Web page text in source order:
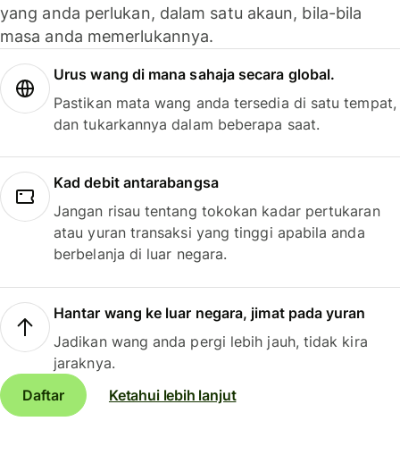
yang anda perlukan, dalam satu akaun, bila-bila
masa anda memerlukannya.
Urus wang di mana sahaja secara global.
Pastikan mata wang anda tersedia di satu tempat,
dan tukarkannya dalam beberapa saat.
Kad debit antarabangsa
Jangan risau tentang tokokan kadar pertukaran
atau yuran transaksi yang tinggi apabila anda
berbelanja di luar negara.
Hantar wang ke luar negara, jimat pada yuran
Jadikan wang anda pergi lebih jauh, tidak kira
jaraknya.
Daftar
Ketahui lebih lanjut